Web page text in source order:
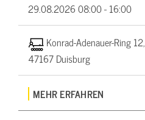
29.08.202608:00 - 16:00
Konrad-Adenauer-Ring 12,
47167 Duisburg
MEHR ERFAHREN